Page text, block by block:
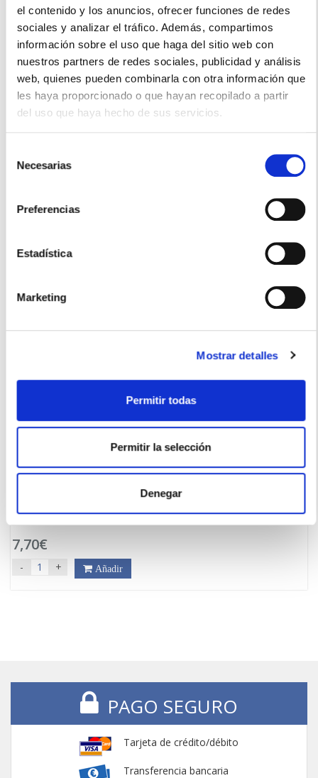
el contenido y los anuncios, ofrecer funciones de redes
sociales y analizar el tráfico. Además, compartimos
información sobre el uso que haga del sitio web con
nuestros partners de redes sociales, publicidad y análisis
web, quienes pueden combinarla con otra información que
les haya proporcionado o que hayan recopilado a partir
del uso que haya hecho de sus servicios.
Necesarias
Preferencias
Estadística
Marketing
Mostrar detalles
Permitir todas
Permitir la selección
Denegar
LUBRICANTE FRESA-MORANGO (50ml)
- +
Play Original (50ml)
7,70€
- + Añadir
PAGO SEGURO
Tarjeta de crédito/débito
Transferencia bancaria